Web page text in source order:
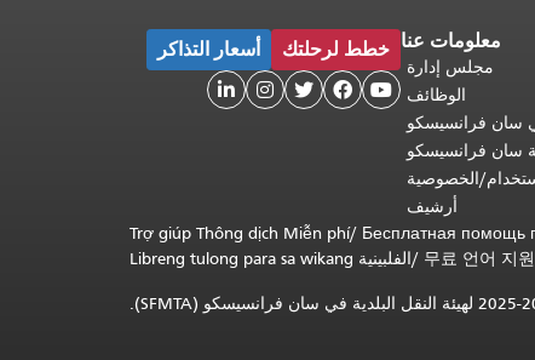
معلومات عنا
مجلس إدارة
الوظائف
سان فرانسيسكو
سان فرانسيسكو
الخصوصية
أرشيف
خطط لرحلتك أسعار التذاكر





Бесплатная помощь
/
Trợ giúp Thông dịch Miễn phí
무료 언어 지원
/Libreng tulong para sa wikang الفلبينية